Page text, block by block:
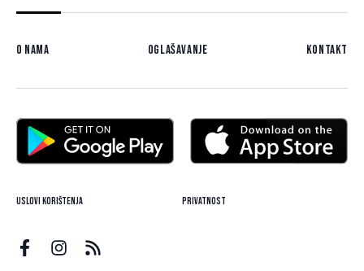
O nama Oglašavanje Kontakt
Uslovi korištenja Privatnost